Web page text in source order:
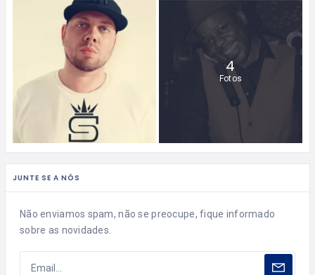
4
Fotos
JUNTE SE A NÓS
Não enviamos spam, não se preocupe, fique informado
sobre as novidades.